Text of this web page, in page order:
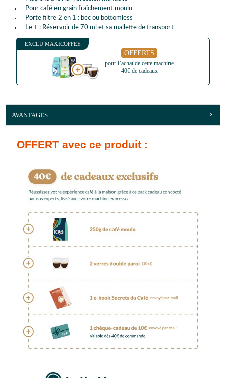
Pour café en grain fraîchement moulu
Porte filtre 2 en 1 : bec ou bottomless
Le + : Réservoir de 70 ml et sa mallette de transport
EXCLU MAXICOFFEE
OFFERTS
pour l’achat de cette machine
40€ de cadeaux
AVANTAGES
OFFERT avec ce produit :